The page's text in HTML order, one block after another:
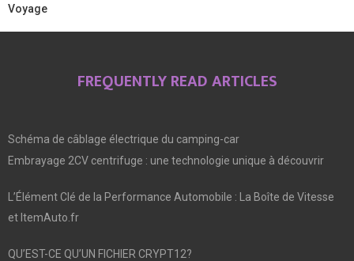
Voyage
FREQUENTLY READ ARTICLES
Schéma de câblage électrique du camping-car
Embrayage 2CV centrifuge : une technologie unique à découvrir
L’Élément Clé de la Performance Automobile : La Boîte de Vitesse
et ItemAuto.fr
QU’EST-CE QU’UN FICHIER CRYPT12?